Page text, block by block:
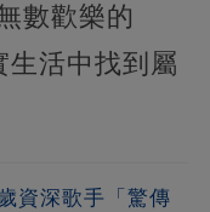
數歡樂的
生活中找到屬
資深歌手「驚傳